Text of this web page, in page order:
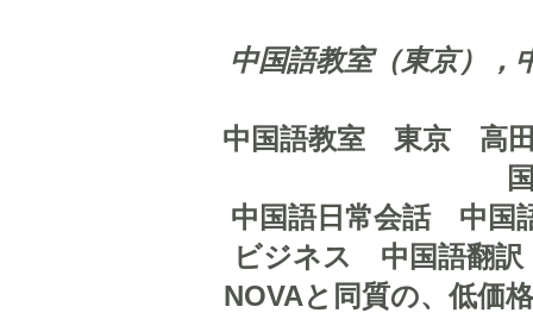
中国語教室（東京），
中国語教室 東京 高田
中国語日常会話 中
ビジネス 中国語翻訳
NOVAと同質の、低価